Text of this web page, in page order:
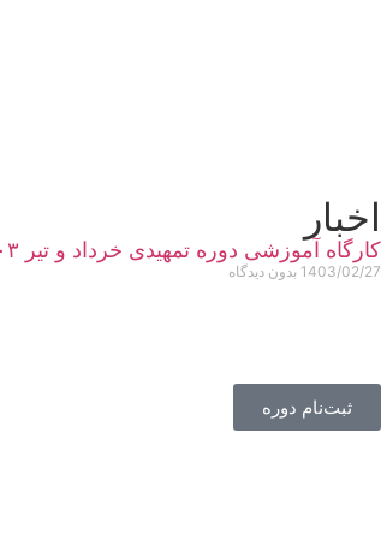
اخبار
کارگاه آموزشی دوره تمهیدی خرداد و تیر ۱۴۰۳
1403/02/27 بدون دیدگاه
ثبت‌نام دوره